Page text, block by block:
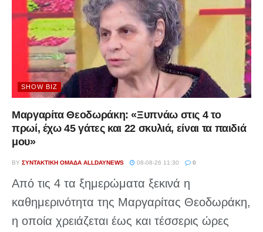
SHOW BIZ
Μαργαρίτα Θεοδωράκη: «Ξυπνάω στις 4 το
πρωί, έχω 45 γάτες και 22 σκυλιά, είναι τα παιδιά
μου»
BY ΣΥΝΤΑΚΤΙΚΉ ΟΜΆΔΑ ALLDAYNEWS 08-08-26 11:30 0
Από τις 4 τα ξημερώματα ξεκινά η
καθημερινότητα της Μαργαρίτας Θεοδωράκη,
η οποία χρειάζεται έως και τέσσερις ώρες